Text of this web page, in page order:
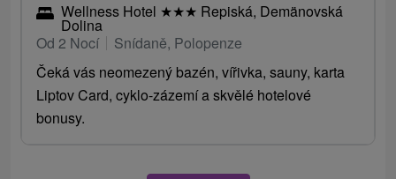
Wellness Hotel ★★★ Repiská, Demänovská
Dolina
Od 2 Nocí
Snídaně, Polopenze
Čeká vás neomezený bazén, vířivka, sauny, karta
Liptov Card, cyklo-zázemí a skvělé hotelové
bonusy.